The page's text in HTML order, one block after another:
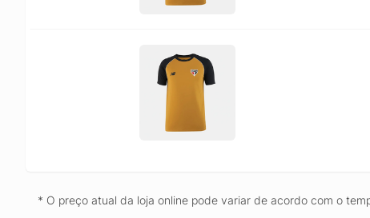
* O preço atual da loja online pode variar de acordo com o